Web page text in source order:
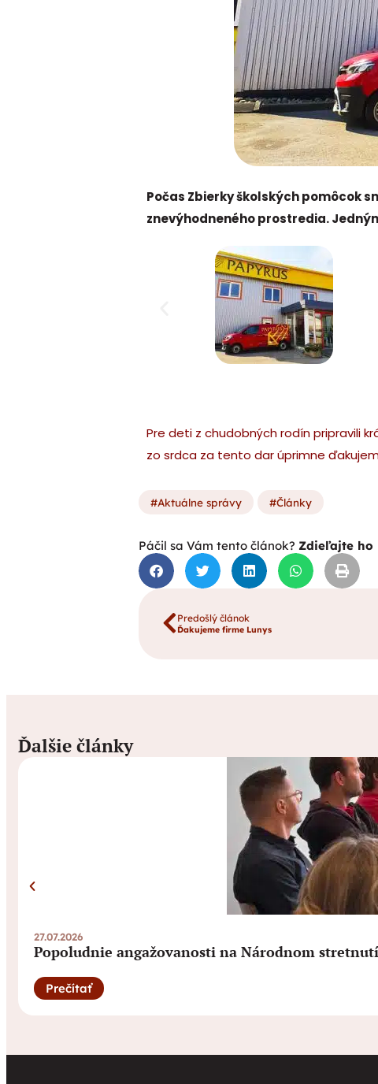
Počas Zbierky školských pomôcok
znevýhodneného prostredia.
Pre deti z chudobných rodín pripravili
zo srdca za tento dar úprimne
Aktuálne správy Články
Páčil sa Vám tento článok? Zdieľajte ho
Predošlý článok
Ďakujeme firme Lunys
Ďalšie články
27.07.2026
Popoludnie angažovanosti na Národnom
Prečítať